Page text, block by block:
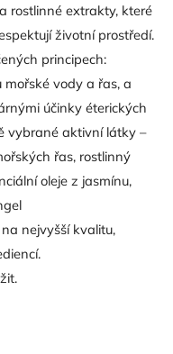
rostlinné extrakty, které
životní prostředí.
principech:
mořské vody a řas, a
účinky éterických
vybrané aktivní látky –
řas, rostlinný
oleje z jasmínu,
nejvyšší kvalitu,